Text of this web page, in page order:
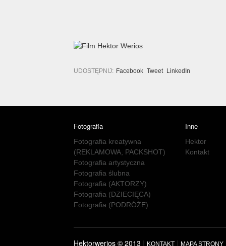
UDOSTĘPNIJ: Facebook Tweet LinkedIn
Fotografia
Fotografia kreatywna
(REKLAMOWA, PACKSHOT)
Fotografia artystyczna
Fotografia ślubna
Fotografia (AKTORZY)
Fotografia (DZIECIĘCA)
Fotografia (PODRÓŻE)
Inne
Hektor
Kontakt
Hektorwerios © 2013 | KONTAKT | MAPA STRONY